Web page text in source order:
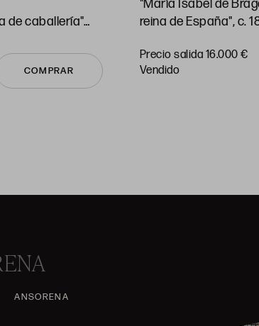
de caballería"
COMPRAR
"María Isabel de
reina de España", c.
Precio salida 16.000 €
vendido
ANSORENA